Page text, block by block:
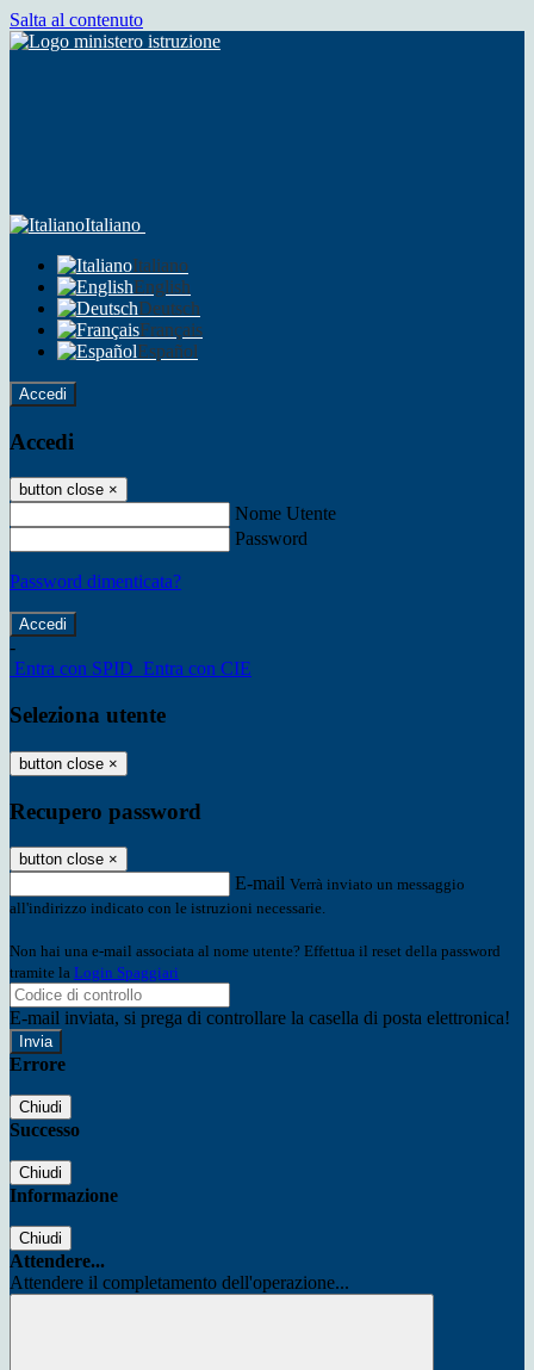
Salta al contenuto
Italiano
Italiano
English
Deutsch
Français
Español
Accedi
Accedi
button close ×
Nome Utente
Password
Password dimenticata?
-
Entra con SPID Entra con CIE
Seleziona utente
button close ×
Recupero password
button close ×
E-mail Verrà inviato un messaggio
all'indirizzo indicato con le istruzioni necessarie.
Non hai una e-mail associata al nome utente? Effettua il reset della password
tramite la Login Spaggiari
E-mail inviata, si prega di controllare la casella di posta elettronica!
Errore
Chiudi
Successo
Chiudi
Informazione
Chiudi
Attendere...
Attendere il completamento dell'operazione...